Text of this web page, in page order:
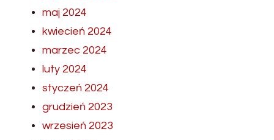
maj 2024
kwiecień 2024
marzec 2024
luty 2024
styczeń 2024
grudzień 2023
wrzesień 2023